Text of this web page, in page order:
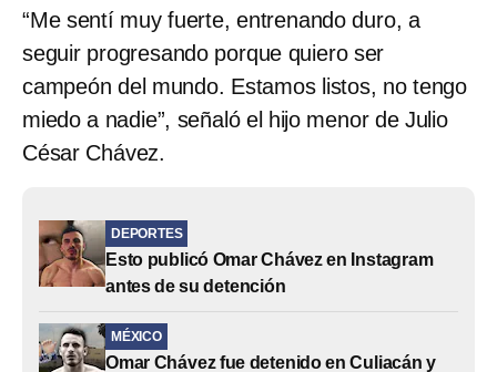
“Me sentí muy fuerte, entrenando duro, a
seguir progresando porque quiero ser
campeón del mundo. Estamos listos, no tengo
miedo a nadie”, señaló el hijo menor de Julio
César Chávez.
DEPORTES
Esto publicó Omar Chávez en Instagram
antes de su detención
MÉXICO
Omar Chávez fue detenido en Culiacán y